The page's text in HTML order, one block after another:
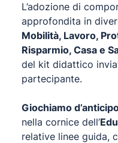
L’adozione di
approfondita in
Mobilità, Lavoro,
Risparmio, Casa e
del kit didattico
partecipante.
Giochiamo
nella cornice dell’
relative linee guida,